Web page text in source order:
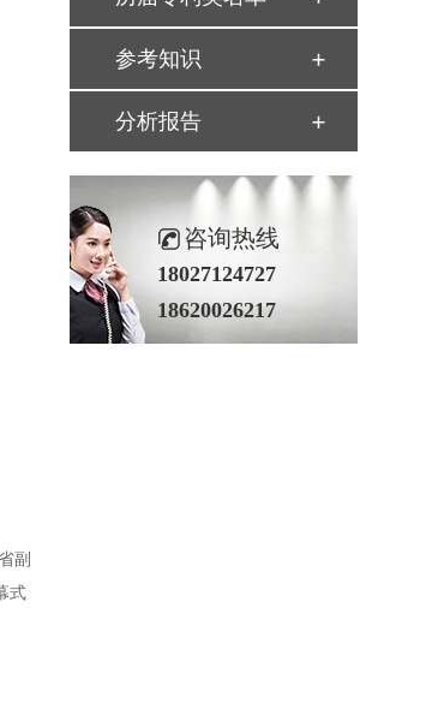
副
式
参考知识
分析报告
咨询热线
18027124727
18620026217